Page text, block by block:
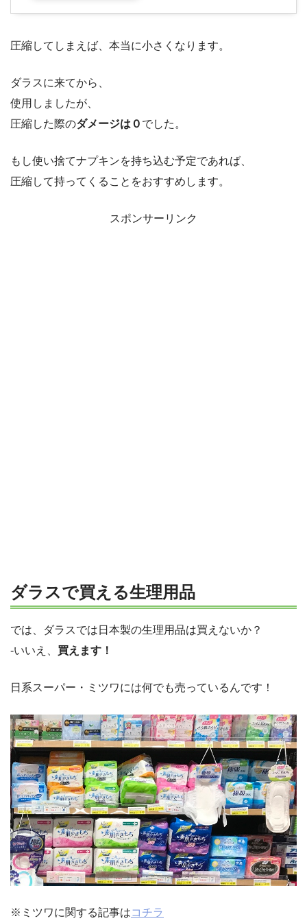
圧縮してしまえば、本当に小さくなります。
ダラスに来てから、
使用しましたが、
圧縮した際のダメージは０ でした。
もし使い捨てナプキンを持ち込む予定であれば、
圧縮して持ってくることをおすすめします。
スポンサーリンク
ダラスで買える生理用品
では、ダラスでは日本製の生理用品は買えないか？
‐いいえ、 買えます！
日系スーパー・ミツワには何でも売っているんです！
※ミツワに関する記事はコチラ